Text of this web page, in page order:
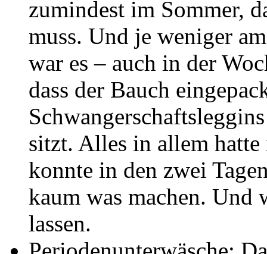
zumindest im Sommer,
muss. Und je weniger
war es – auch in der
dass der Bauch
sitzt. Alles in allem
konnte in den zwei
kaum was machen. Und
lassen.